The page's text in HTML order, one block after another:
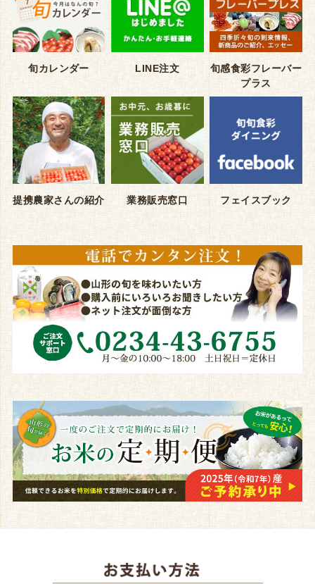
旬カレンダー LINE注文
旬感食彩フレーバー
プラス
提携農家さんの紹介 業務販売窓口 フェイスブック